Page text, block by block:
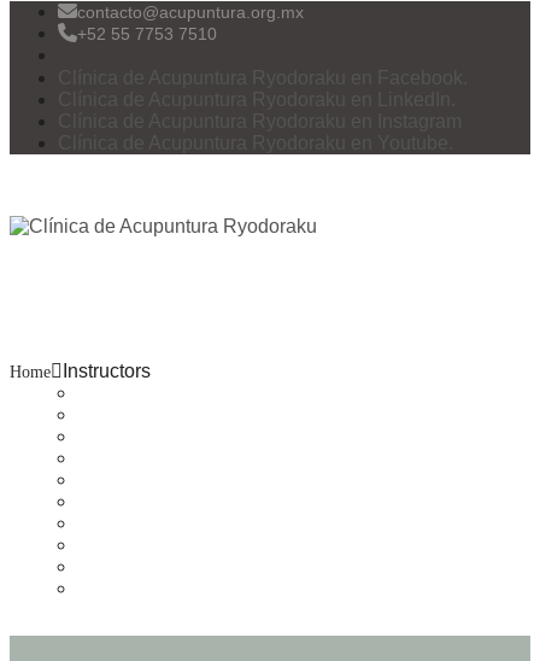
contacto@acupuntura.org.mx
+52 55 7753 7510
Clínica de Acupuntura Ryodoraku en Facebook.
Clínica de Acupuntura Ryodoraku en LinkedIn.
Clínica de Acupuntura Ryodoraku en Instagram
Clínica de Acupuntura Ryodoraku en Youtube.
Home Instructors